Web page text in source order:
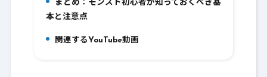
まとめ：モンスト初心者が知っておくべき基
本と注意点
10.関連するYouTube動画